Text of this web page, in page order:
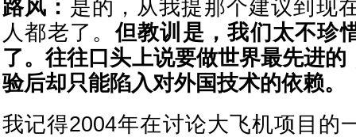
路风： 是的，从我提那个建议到现
人都老了。但教训是，我们太不珍
了。往往口头上说要做世界最先进的
验后却只能陷入对外国技术的依赖。
我记得2004年在讨论大飞机项目的